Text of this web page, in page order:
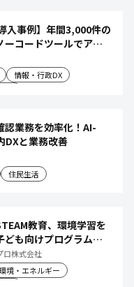
入事例】年間3,000件の
ーコードツールでアプ
庁内作業を削減
情報・行政DX
認業務を効率化！AI-
DXと業務改善
住民生活
教育、環境学習を
ども向けプログラムで
楽しく学べる体験機
ロ株式会社
境・エネルギー